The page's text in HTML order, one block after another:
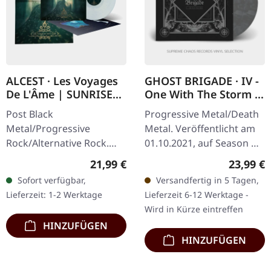
ALCEST · Les Voyages
De L'Âme | SUNRISE
PEARL LP
Post Black
Metal/Progressive
Rock/Alternative Rock.
20.12.2024, auf Prophecy
Productions. Spezielles
Sunrise Pearl Vinyl im…
Regulärer Preis:
21,99 €
Sofort verfügbar,
Lieferzeit: 1-2 Werktage
HINZUFÜGEN
GHOST BRIGADE · IV -
One With The Storm |
SILVER/BLACK 2LP
Progressive Metal/Death
Metal. Veröffentlicht am
01.10.2021, auf Season Of
Mist. Silber/Schwarz
marmoriertes Doppel-
Vinyl im Gatefold-Cover,…
23,99 €
Versandfertig in 5 Tagen,
Lieferzeit 6-12 Werktage -
Wird in Kürze eintreffen
HINZUFÜGEN